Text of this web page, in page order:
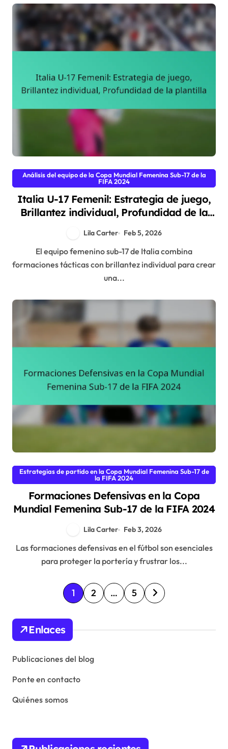
Análisis del equipo de la Copa Mundial Femenina Sub-17 de la
FIFA 2024
Italia U-17 Femenil: Estrategia de juego,
Brillantez individual, Profundidad de la
Lila Carter Feb 5, 2026
El equipo femenino sub-17 de Italia combina
formaciones tácticas con brillantez individual para crear
una...
Estrategias de partido en la Copa Mundial Femenina Sub-17 de
la FIFA 2024
Formaciones Defensivas en la Copa
Mundial Femenina Sub-17 de la FIFA 2024
Lila Carter Feb 3, 2026
Las formaciones defensivas en el fútbol son esenciales
para proteger la portería y frustrar los...
P
o
s
t
s
p
n
1 2 … 5
Enlaces
Publicaciones del blog
Ponte en contacto
Quiénes somos